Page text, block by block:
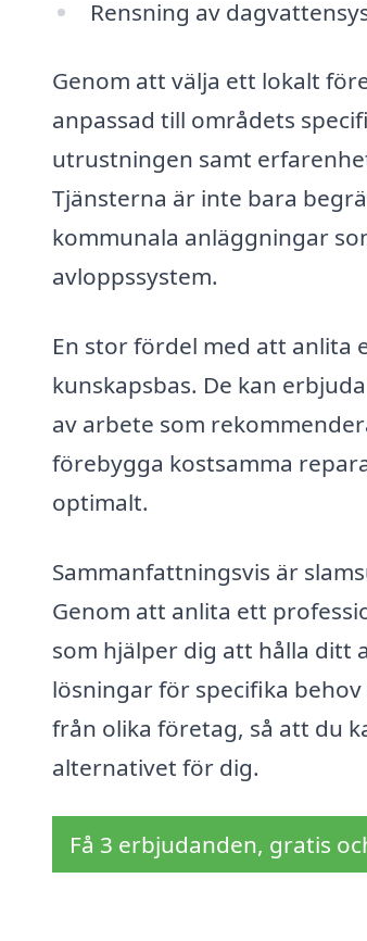
Rensning av
Genom att välja ett lokalt
anpassad till områdets
utrustningen samt
Tjänsterna är inte bara
kommunala anläggningar
avloppssystem.
En stor fördel med att anlita
kunskapsbas. De kan
av arbete som
förebygga kostsamma
optimalt.
Sammanfattningsvis är
Genom att anlita ett
som hjälper dig att hålla ditt
lösningar för specifika
från olika företag, så att du
alternativet för dig.
Få 3 erbjudanden, gratis